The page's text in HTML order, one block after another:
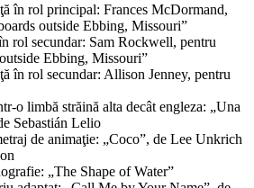
în rol principal: Frances McDormand,
outside Ebbing, Missouri”
rol secundar: Sam Rockwell, pentru
Ebbing, Missouri”
în rol secundar: Allison Jenney, pentru
o limbă străină alta decât engleza: „Una
Sebastián Lelio
de animaţie: „Coco”, de Lee Unkrich
„The Shape of Water”